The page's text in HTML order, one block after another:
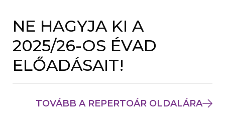
NE HAGYJA KI A
2025/26-OS ÉVAD
ELŐADÁSAIT!
TOVÁBB A REPERTOÁR OLDALÁRA